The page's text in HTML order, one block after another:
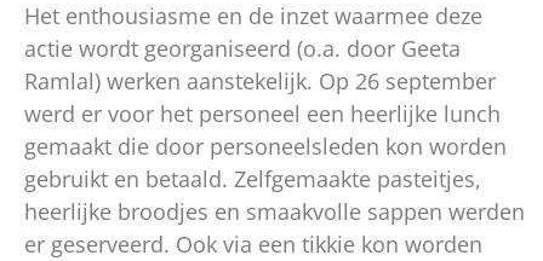
Het enthousiasme en de inzet waarmee deze
actie wordt georganiseerd (o.a. door Geeta
Ramlal) werken aanstekelijk. Op 26 september
werd er voor het personeel een heerlijke lunch
gemaakt die door personeelsleden kon worden
gebruikt en betaald. Zelfgemaakte pasteitjes,
heerlijke broodjes en smaakvolle sappen werden
er geserveerd. Ook via een tikkie kon worden